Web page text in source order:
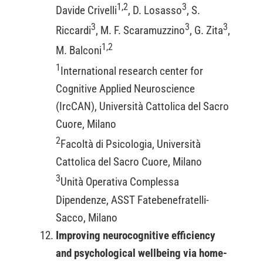
Davide Crivelli1,2, D. Losasso3, S.
Riccardi3, M. F. Scaramuzzino3, G. Zita3,
M. Balconi1,2
1 International research center for
Cognitive Applied Neuroscience
(IrcCAN), Università Cattolica del Sacro
Cuore, Milano
2Facoltà di Psicologia, Università
Cattolica del Sacro Cuore, Milano
3Unità Operativa Complessa
Dipendenze, ASST Fatebenefratelli-
Sacco, Milano
Improving neurocognitive efficiency
and psychological wellbeing via home-